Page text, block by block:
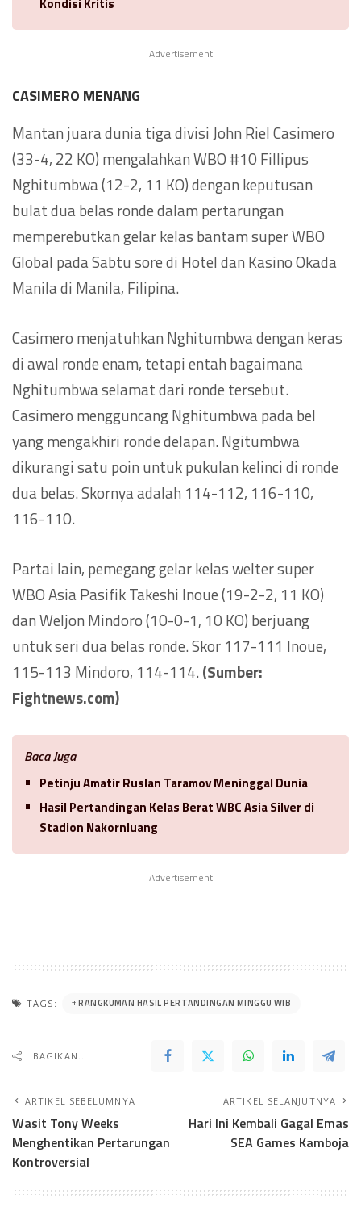
Advertisement
CASIMERO MENANG
Mantan juara dunia tiga divisi John Riel Casimero
(33-4, 22 KO) mengalahkan WBO #10 Fillipus
Nghitumbwa (12-2, 11 KO) dengan keputusan
bulat dua belas ronde dalam pertarungan
memperebutkan gelar kelas bantam super WBO
Global pada Sabtu sore di Hotel dan Kasino Okada
Manila di Manila, Filipina.
Casimero menjatuhkan Nghitumbwa dengan keras
di awal ronde enam, tetapi entah bagaimana
Nghitumbwa selamat dari ronde tersebut.
Casimero mengguncang Nghitumbwa pada bel
yang mengakhiri ronde delapan. Ngitumbwa
dikurangi satu poin untuk pukulan kelinci di ronde
dua belas. Skornya adalah 114-112, 116-110,
116-110.
Partai lain, pemegang gelar kelas welter super
WBO Asia Pasifik Takeshi Inoue (19-2-2, 11 KO)
dan Weljon Mindoro (10-0-1, 10 KO) berjuang
untuk seri dua belas ronde. Skor 117-111 Inoue,
115-113 Mindoro, 114-114.(Sumber:
Fightnews.com)
Baca Juga
Petinju Amatir Ruslan Taramov Meninggal Dunia
Hasil Pertandingan Kelas Berat WBC Asia Silver di
Stadion Nakornluang
Advertisement
TAGS: RANGKUMAN HASIL PERTANDINGAN MINGGU WIB
BAGIKAN..
ARTIKEL SEBELUMNYA
Wasit Tony Weeks
Menghentikan Pertarungan
Kontroversial
ARTIKEL SELANJUTNYA
Hari Ini Kembali Gagal Emas
SEA Games Kamboja